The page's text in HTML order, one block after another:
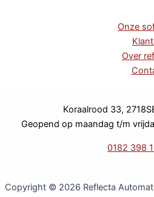
Onze
Over
Koraalrood 33,
Geopend op maandag t/m
0182 398
Copyright © 2026 Reflecta